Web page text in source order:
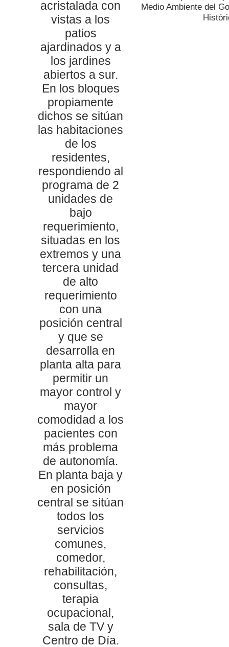
acristalada con
vistas a los
patios
ajardinados y a
los jardines
abiertos a sur.
En los bloques
propiamente
dichos se sitúan
las habitaciones
de los
residentes,
respondiendo al
programa de 2
unidades de
bajo
requerimiento,
situadas en los
extremos y una
tercera unidad
de alto
requerimiento
con una
posición central
y que se
desarrolla en
planta alta para
permitir un
mayor control y
mayor
comodidad a los
pacientes con
más problema
de autonomía.
En planta baja y
en posición
central se sitúan
todos los
servicios
comunes,
comedor,
rehabilitación,
consultas,
terapia
ocupacional,
sala de TV y
Centro de Día.
Medio Ambiente del